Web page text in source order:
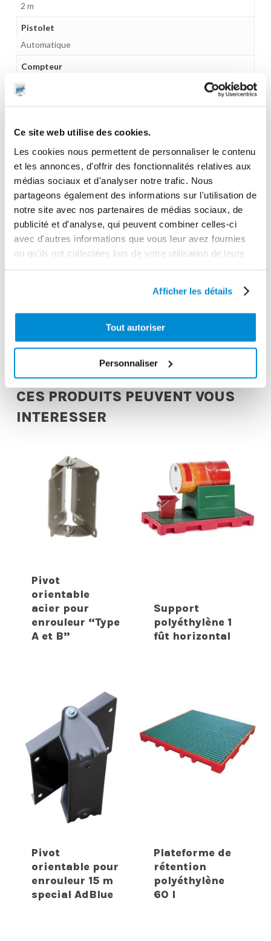
Ce site web utilise des cookies.
Les cookies nous permettent de personnaliser le contenu
et les annonces, d'offrir des fonctionnalités relatives aux
médias sociaux et d'analyser notre trafic. Nous
partageons également des informations sur l'utilisation de
notre site avec nos partenaires de médias sociaux, de
publicité et d'analyse, qui peuvent combiner celles-ci
avec d'autres informations que vous leur avez fournies
ou qu'ils ont collectées lors de votre utilisation de leurs
Afficher les détails
Tout autoriser
Personnaliser
2 m
Pistolet
Automatique
Compteur
Mécanique 3 chiffres
1
Dimensions en cm (L × l × h)
222 x 77 x 172
Poids (kg)
157
Garantie
Gencode
CES PRODUITS PEUVENT VOUS
INTERESSER
Pivot
orientable
acier pour
enrouleur “Type
A et B”
Support
polyéthylène 1
fût horizontal
Pivot
orientable pour
enrouleur 15 m
special AdBlue
Plateforme de
rétention
polyéthylène
60 l